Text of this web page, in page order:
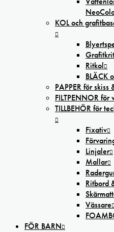
KOL och
Ritkol
BLÄCK
PAPPER för skiss
FILTPENNOR för
TILLBEHÖR för
Fixativ
Linjaler
Mallar
Ritbord
Vässare
FÖR BARN